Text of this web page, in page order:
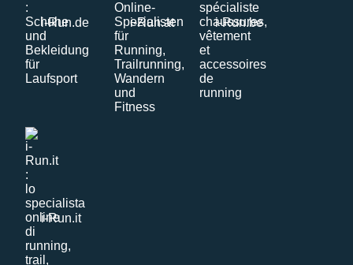
i-Run.de i-Run.at i-Run.be
i-Run.it